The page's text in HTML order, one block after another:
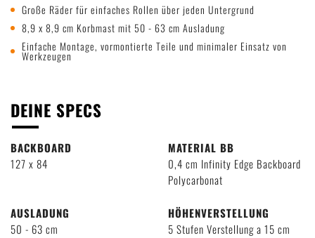
Große Räder für einfaches Rollen über jeden Untergrund
8,9 x 8,9 cm Korbmast mit 50 - 63 cm Ausladung
Einfache Montage, vormontierte Teile und minimaler Einsatz von
Werkzeugen
DEINE SPECS
BACKBOARD
127 x 84
MATERIAL BB
0,4 cm Infinity Edge Backboard
Polycarbonat
AUSLADUNG
50 - 63 cm
HÖHENVERSTELLUNG
5 Stufen Verstellung a 15 cm